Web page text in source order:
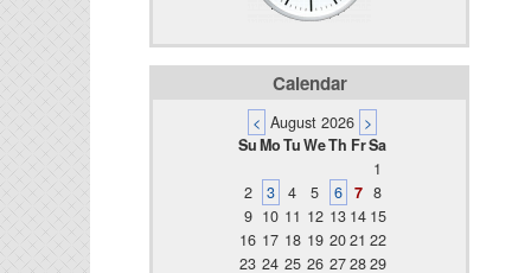
Calendar
< August 2026 >
SuMoTuWeTh FrSa
1
2
3 4 5 6 7 8
9 10 11 12 13 14 15
16 17 18 19 2021 22
23 24 25 26 272829